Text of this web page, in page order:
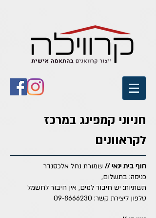
חוף בית ינאי // שמורת נחל אלכסנדר
כניסה: בתשלום,
תשתיות: יש חיבור למים, אין חיבור לחשמל
טלפון ליצירת קשר: 09-8666230
חניוני קמפינג במרכז
לקראוונים